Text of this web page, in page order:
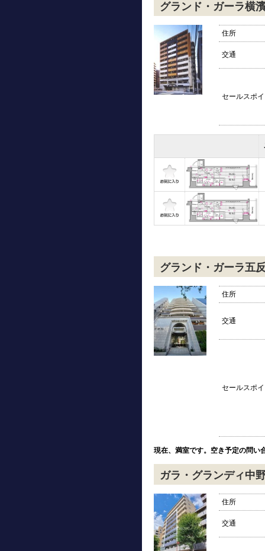
グランド・ガーラ横
住所
交通
セールスポ
グランド・ガーラ五
住所
交通
セールスポ
現在、満室です。空き予定の問い
ガラ・グランディ中
住所
交通